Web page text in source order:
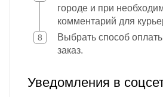
городе и при
комментарий для
Выбрать способ
заказ.
Уведомления в